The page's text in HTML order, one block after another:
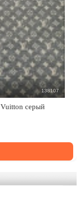
138107
серый